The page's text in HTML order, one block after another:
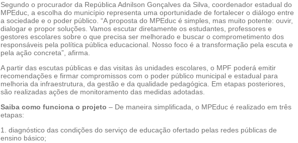
Segundo o procurador da República Adnilson Gonçalves da Silva, coordenador estadual do
MPEduc, a escolha do município representa uma oportunidade de fortalecer o diálogo entre
a sociedade e o poder público. “A proposta do MPEduc é simples, mas muito potente: ouvir,
dialogar e propor soluções. Vamos escutar diretamente os estudantes, professores e
gestores escolares sobre o que precisa ser melhorado e buscar o comprometimento dos
responsáveis pela política pública educacional. Nosso foco é a transformação pela escuta e
pela ação concreta”, afirma.
A partir das escutas públicas e das visitas às unidades escolares, o MPF poderá emitir
recomendações e firmar compromissos com o poder público municipal e estadual para
melhoria da infraestrutura, da gestão e da qualidade pedagógica. Em etapas posteriores,
são realizadas ações de monitoramento das medidas adotadas.
Saiba como funciona o projeto – De maneira simplificada, o MPEduc é realizado em três
etapas:
1. diagnóstico das condições do serviço de educação ofertado pelas redes públicas de
ensino básico;